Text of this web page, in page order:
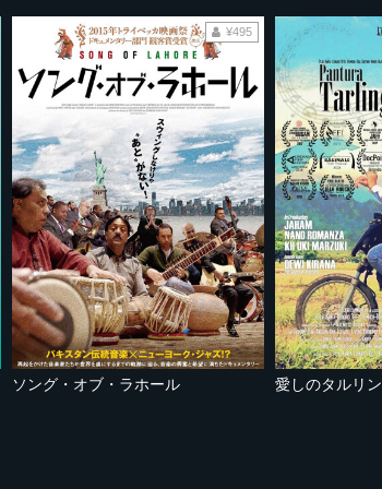
ソング・オブ・ラホール
¥495
愛しのタルリン